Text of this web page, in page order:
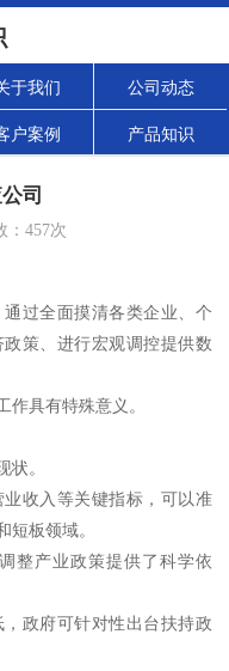
于我们 公司动态
户案例 产品知识
司
457次
过全面摸清各类企业、个
策、进行宏观调控提供数
作具有特殊意义。
状。
收入等关键指标，可以准
短板领域。
整产业政策提供了科学依
政府可针对性出台扶持政